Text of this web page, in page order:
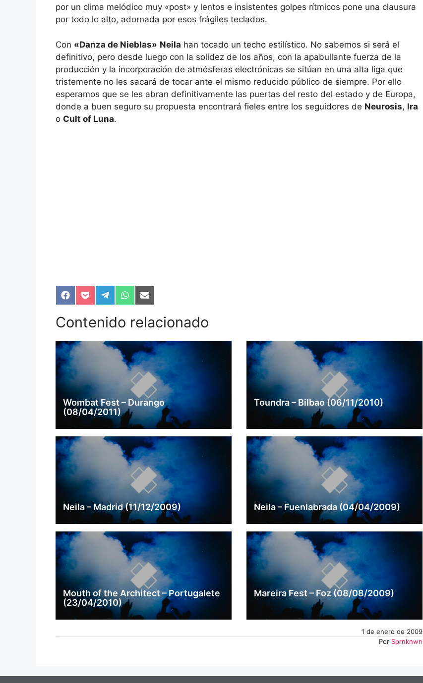
por un clima melódico muy «post» y lentos e insistentes golpes rítmicos pone una clausura
por todo lo alto, adornada por esos frágiles teclados.
Con «Danza de Nieblas» Neila han tocado un techo estilístico. No sabemos si será el
definitivo, pero desde luego con la solidez de los años, con la apabullante fuerza de la
producción y la incorporación de atmósferas electrónicas se sitúan en una alta liga que
tristemente no les sacará de tocar ante el mismo reducido público de siempre. Por ello
esperamos que se les abran definitivamente las puertas del resto del estado y de Europa,
donde a buen seguro su propuesta encontrará fieles entre los seguidores de Neurosis, Ira
o Cult of Luna.
Compartir
en
Facebook
Compartir
en
Pocket
Compartir
en
Telegram
Compartir
en
WhatsApp
Compartir
en
Email
Contenido relacionado
Wombat Fest – Durango
(08/04/2011)
Toundra – Bilbao (06/11/2010)
Neila – Madrid (11/12/2009) Neila – Fuenlabrada (04/04/2009)
Mouth of the Architect – Portugalete
(23/04/2010)
Mareira Fest – Foz (08/08/2009)
1 de enero de 2009
Por Sprnknwn